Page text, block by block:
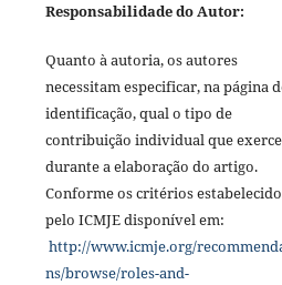
Responsabilidade do Autor:
Quanto à autoria, os autores
necessitam especificar, na página
identificação, qual o tipo de
contribuição individual que
durante a elaboração do artigo.
Conforme os critérios
pelo ICMJE disponível em:
http://www.icmje.org/
ns/browse/roles-and-